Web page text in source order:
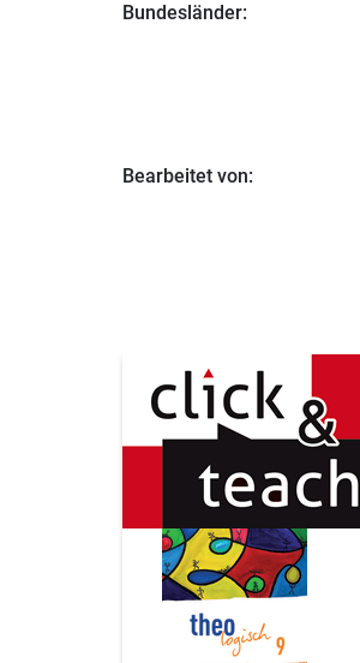
Bundesländer:
Bearbeitet von: